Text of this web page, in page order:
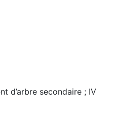
d’arbre secondaire ; IV